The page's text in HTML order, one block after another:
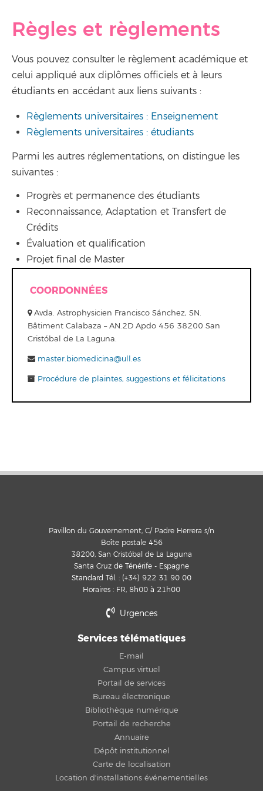
Règles et règlements
Vous pouvez consulter le règlement académique et
celui appliqué aux diplômes officiels et à leurs
étudiants en accédant aux liens suivants :
Règlements universitaires : Enseignement
Règlements universitaires : étudiants
Parmi les autres réglementations, on distingue les
suivantes :
Progrès et permanence des étudiants
Reconnaissance, Adaptation et Transfert de
Crédits
Évaluation et qualification
Projet final de Master
COORDONNÉES
Avda. Astrophysicien Francisco Sánchez, SN.
Bâtiment Calabaza – AN.2D Apdo 456 38200 San
Cristóbal de La Laguna.
master.biomedicina@ull.es
Procédure de plaintes, suggestions et félicitations
Pavillon du Gouvernement, C/ Padre Herrera s/n
Boîte postale 456
38200, San Cristóbal de La Laguna
Santa Cruz de Ténérife - Espagne
Standard Tél. : (+34) 922 31 90 00
Horaires : FR, 8h00 à 21h00
Urgences
Services télématiques
E-mail
Campus virtuel
Portail de services
Bureau électronique
Bibliothèque numérique
Portail de recherche
Annuaire
Dépôt institutionnel
Carte de localisation
Location d'installations événementielles